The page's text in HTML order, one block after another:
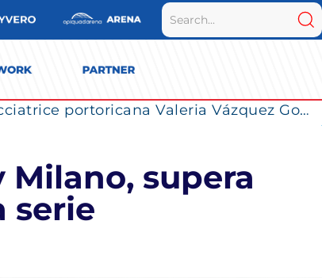
La Numia Vero Volley completa il roster: la schiacciatrice portoricana Valeria Vázquez Gomez è l’ultimo innesto di Milano per la stagione 2026/2027
supera
serie